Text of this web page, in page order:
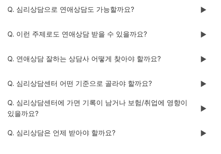
Q. 심리상담으로 연애상담도 가능할까요? ▶️
Q. 이런 주제로도 연애상담 받을 수 있을까요? ▶️
Q. 연애상담 잘하는 상담사 어떻게 찾아야 할까요? ▶️
Q. 심리상담센터 어떤 기준으로 골라야 할까요? ▶️
Q. 심리상담센터에 가면 기록이 남거나 보험/취업에 영향이
있을까요?
▶️
Q. 심리상담은 언제 받아야 할까요? ▶️